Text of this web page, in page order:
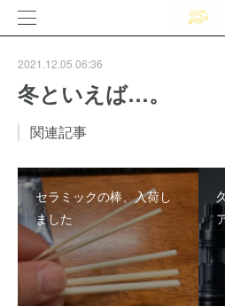
2021.12.05 06:36
冬といえば…。
関連記事
セラミックの棒、入荷し
ました